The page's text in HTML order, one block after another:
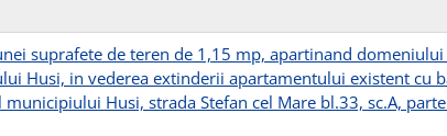
suprafete de teren de 1,15 mp, apartinand
Husi, in vederea extinderii apartamentului existent cu
Husi, strada Stefan cel Mare bl.33, sc.A,